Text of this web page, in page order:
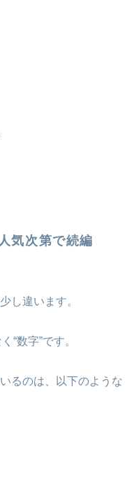
気次第で続編
し違います。
“数字”です。
るのは、以下のような